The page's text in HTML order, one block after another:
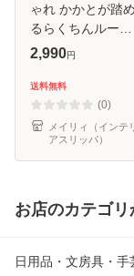
ゃれ かかとが踏め
るらくちんルーム
パンプス スリッパ
シューズ ルームシ
ューズ パンプス 学
校 オフ
2,990円
送料無料
(0)
メイリィ（インテ
アスリッパ）
お店のカテゴ
日用品・文房具・手